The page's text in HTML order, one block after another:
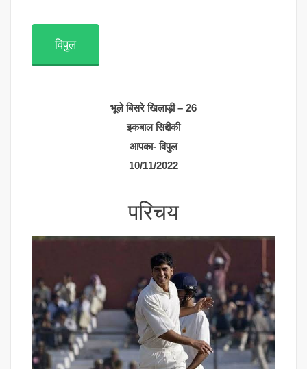
विपुल
भूले बिसरे खिलाड़ी – 26
इकबाल सिद्दीकी
आपका- विपुल
10/11/2022
परिचय